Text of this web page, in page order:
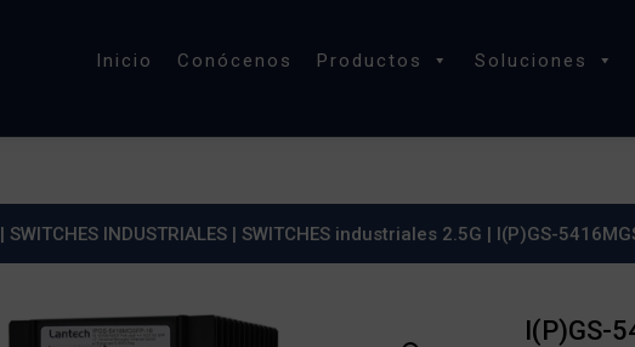
Inicio Conócenos Productos Soluciones
|SWITCHES INDUSTRIALES |SWITCHES industriales 2.5G | I(P)GS-
I(P)GS-